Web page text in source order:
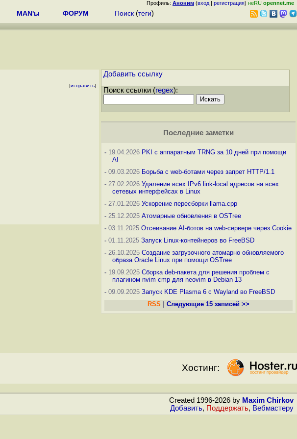
Профиль: Аноним (вход | регистрация) неRU opennet.me
MAN'ы ФОРУМ Поиск (теги)
[исправить]
Добавить ссылку
Поиск ссылки (regex):
Последние заметки
- 19.04.2026 PKI с аппаратным TRNG за 10 дней при помощи
AI
- 09.03.2026 Борьба с web-ботами через запрет HTTP/1.1
- 27.02.2026 Удаление всех IPv6 link-local адресов на всех
сетевых интерфейсах в Linux
- 27.01.2026 Ускорение пересборки llama.cpp
- 25.12.2025 Атомарные обновления в OSTree
- 03.11.2025 Отсеивание AI-ботов на web-сервере через Cookie
- 01.11.2025 Запуск Linux-контейнеров во FreeBSD
- 26.10.2025 Создание загрузочного атомарно обновляемого
образа Oracle Linux при помощи OSTree
- 19.09.2025 Сборка deb-пакета для решения проблем с
плагином nvim-cmp для neovim в Debian 13
- 09.09.2025 Запуск KDE Plasma 6 с Wayland во FreeBSD
RSS
Следующие 15 записей >>
Хостинг:
Created 1996-2026 by Maxim Chirkov
Добавить, Поддержать, Вебмастеру